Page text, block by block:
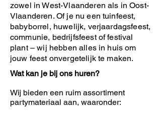
zowel in West-Vlaanderen als in Oost-
Vlaanderen. Of je nu een tuinfeest,
babyborrel, huwelijk, verjaardagsfeest,
communie, bedrijfsfeest of festival
plant – wij hebben alles in huis om
jouw feest onvergetelijk te maken.
Wat kan je bij ons huren?
Wij bieden een ruim assortiment
partymateriaal aan, waaronder: